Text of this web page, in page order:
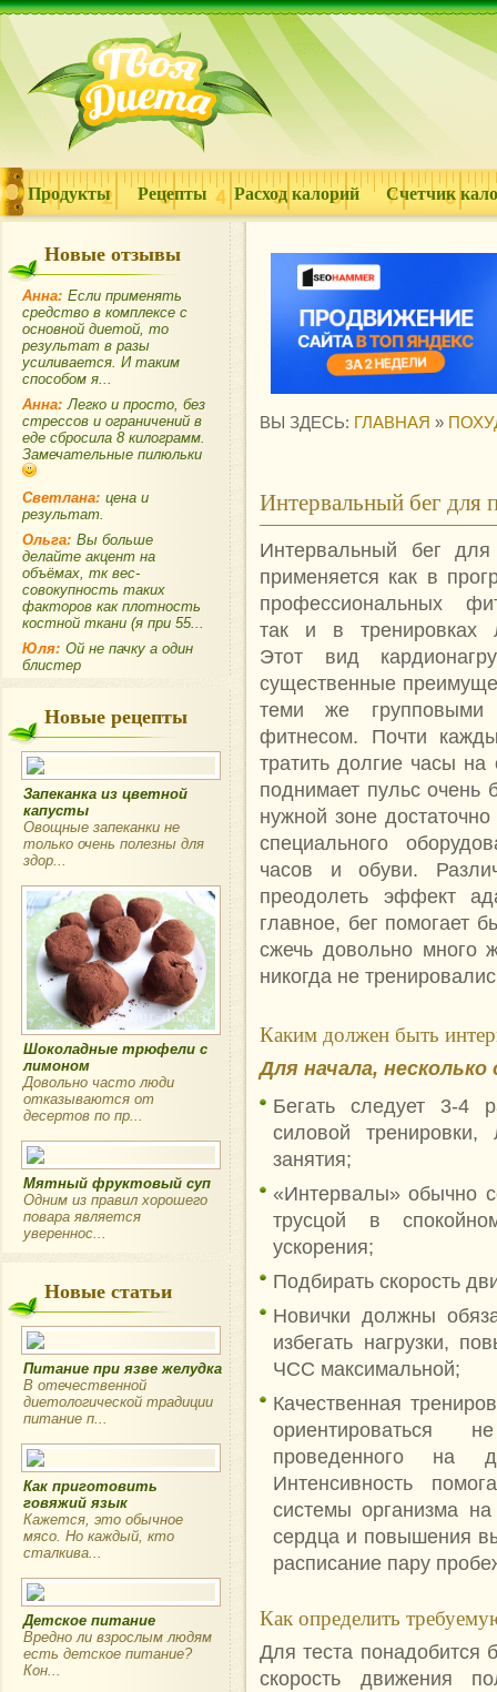
Продукты Рецепты Расход калорий Счетчик
Новые отзывы
Анна: Если применять
средство в комплексе с
основной диетой, то
результат в разы
усиливается. И таким
способом я...
Анна: Легко и просто, без
стрессов и ограничений в
еде сбросила 8 килограмм.
Замечательные пилюльки
Светлана: цена и
результат.
Ольга: Вы больше
делайте акцент на
объёмах, тк вес-
совокупность таких
факторов как плотность
костной ткани (я при 55...
Юля: Ой не пачку а один
блистер
Новые рецепты
Запеканка из цветной
капусты
Овощные запеканки не
только очень полезны для
здор...
Шоколадные трюфели с
лимоном
Довольно часто люди
отказываются от
десертов по пр...
Мятный фруктовый суп
Одним из правил хорошего
повара является
увереннос...
Новые статьи
Питание при язве желудка
В отечественной
диетологической традиции
питание п...
Как приготовить
говяжий язык
Кажется, это обычное
мясо. Но каждый, кто
сталкива...
Детское питание
Вредно ли взрослым людям
есть детское питание?
Кон...
ВЫ ЗДЕСЬ: ГЛАВНАЯ »
Интервальный бег для
Интервальный бег для
применяется как в
профессиональных
так и в тренировках
Этот вид
существенные
теми же групповыми
фитнесом. Почти
тратить долгие часы
поднимает пульс очень
нужной зоне
специального
часов и обуви.
преодолеть эффект
главное, бег помогает
сжечь довольно
никогда не
Каким должен быть
Для начала,
Бегать следует 3-4
силовой тренировки,
занятия;
«Интервалы» обычно
трусцой в
ускорения;
Подбирать скорость
Новички должны
избегать нагрузки,
ЧСС максимальной;
Качественная
ориентироваться
проведенного на
Интенсивность
системы организма
сердца и повышения
расписание пару
Как определить
Для теста понадобится
скорость движения